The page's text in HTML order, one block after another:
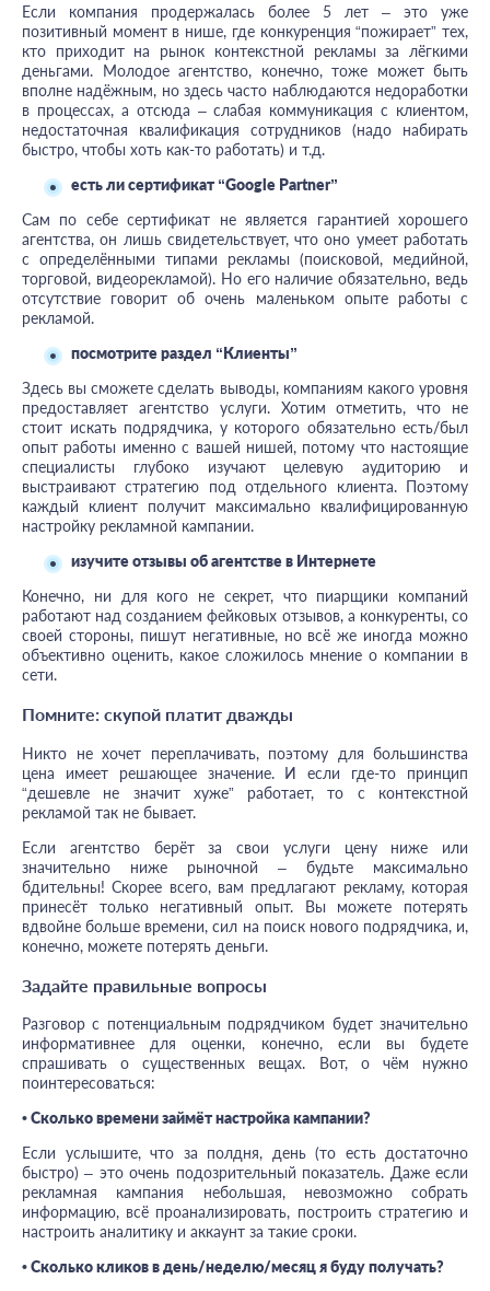
Если компания продержалась более 5 лет – это уже
позитивный момент в нише, где конкуренция “пожирает” тех,
кто приходит на рынок контекстной рекламы за лёгкими
деньгами. Молодое агентство, конечно, тоже может быть
вполне надёжным, но здесь часто наблюдаются недоработки
в процессах, а отсюда – слабая коммуникация с клиентом,
недостаточная квалификация сотрудников (надо набирать
быстро, чтобы хоть как-то работать) и т.д.
есть ли сертификат “Google Partner”
Сам по себе сертификат не является гарантией хорошего
агентства, он лишь свидетельствует, что оно умеет работать
с определёнными типами рекламы (поисковой, медийной,
торговой, видеорекламой). Но его наличие обязательно, ведь
отсутствие говорит об очень маленьком опыте работы с
рекламой.
посмотрите раздел “Клиенты”
Здесь вы сможете сделать выводы, компаниям какого уровня
предоставляет агентство услуги. Хотим отметить, что не
стоит искать подрядчика, у которого обязательно есть/был
опыт работы именно с вашей нишей, потому что настоящие
специалисты глубоко изучают целевую аудиторию и
выстраивают стратегию под отдельного клиента. Поэтому
каждый клиент получит максимально квалифицированную
настройку рекламной кампании.
изучите отзывы об агентстве в Интернете
Конечно, ни для кого не секрет, что пиарщики компаний
работают над созданием фейковых отзывов, а конкуренты, со
своей стороны, пишут негативные, но всё же иногда можно
объективно оценить, какое сложилось мнение о компании в
сети.
Помните: скупой платит дважды
Никто не хочет переплачивать, поэтому для большинства
цена имеет решающее значение. И если где-то принцип
“дешевле не значит хуже” работает, то с контекстной
рекламой так не бывает.
Если агентство берёт за свои услуги цену ниже или
значительно ниже рыночной – будьте максимально
бдительны! Скорее всего, вам предлагают рекламу, которая
принесёт только негативный опыт. Вы можете потерять
вдвойне больше времени, сил на поиск нового подрядчика, и,
конечно, можете потерять деньги.
Задайте правильные вопросы
Разговор с потенциальным подрядчиком будет значительно
информативнее для оценки, конечно, если вы будете
спрашивать о существенных вещах. Вот, о чём нужно
поинтересоваться:
• Сколько времени займёт настройка кампании?
Если услышите, что за полдня, день (то есть достаточно
быстро) – это очень подозрительный показатель. Даже если
рекламная кампания небольшая, невозможно собрать
информацию, всё проанализировать, построить стратегию и
настроить аналитику и аккаунт за такие сроки.
• Сколько кликов в день/неделю/месяц я буду получать?